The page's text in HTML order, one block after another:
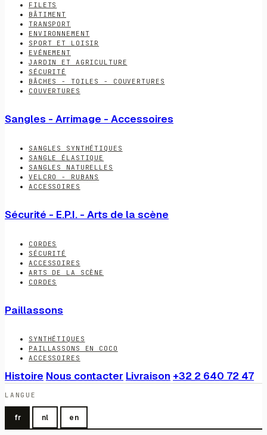
FILETS
BÂTIMENT
TRANSPORT
ENVIRONNEMENT
SPORT ET LOISIR
EVÉNEMENT
JARDIN ET AGRICULTURE
SÉCURITÉ
BÂCHES - TOILES - COUVERTURES
COUVERTURES
Sangles - Arrimage - Accessoires
SANGLES SYNTHÉTIQUES
SANGLE ÉLASTIQUE
SANGLES NATURELLES
VELCRO - RUBANS
ACCESSOIRES
Sécurité - E.P.I. - Arts de la scène
CORDES
SÉCURITÉ
ACCESSOIRES
ARTS DE LA SCÈNE
CORDES
Paillassons
SYNTHÉTIQUES
PAILLASSONS EN COCO
ACCESSOIRES
Histoire Nous contacter Livraison +32 2 640 72 47
LANGUE
fr nl en